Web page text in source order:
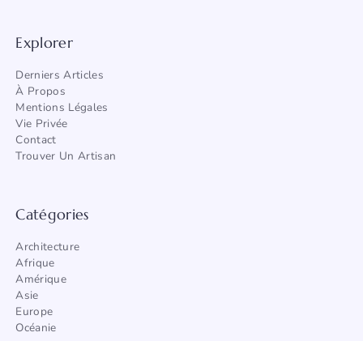
Explorer
Derniers Articles
À Propos
Mentions Légales
Vie Privée
Contact
Trouver Un Artisan
Catégories
Architecture
Afrique
Amérique
Asie
Europe
Océanie